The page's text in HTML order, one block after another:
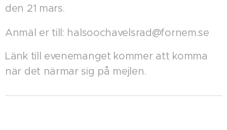
den 21 mars.
Anmäl er till: halsoochavelsrad@fornem.se
Länk till evenemanget kommer att komma
när det närmar sig på mejlen.